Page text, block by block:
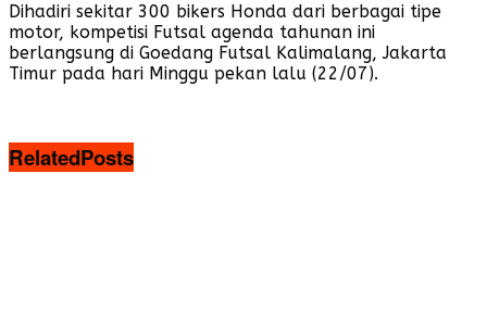
Dihadiri sekitar 300 bikers Honda dari berbagai tipe
motor, kompetisi Futsal agenda tahunan ini
berlangsung di Goedang Futsal Kalimalang, Jakarta
Timur pada hari Minggu pekan lalu (22/07).
RelatedPosts